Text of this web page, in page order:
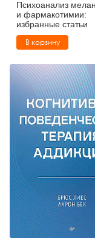
Психоанализ
и фармакотимии:
избранные статьи
В корзину